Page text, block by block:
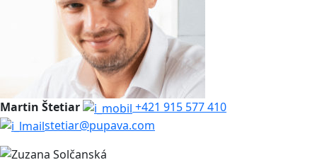
Martin Štetiar
+421 915 577 410
stetiar@pupava.com